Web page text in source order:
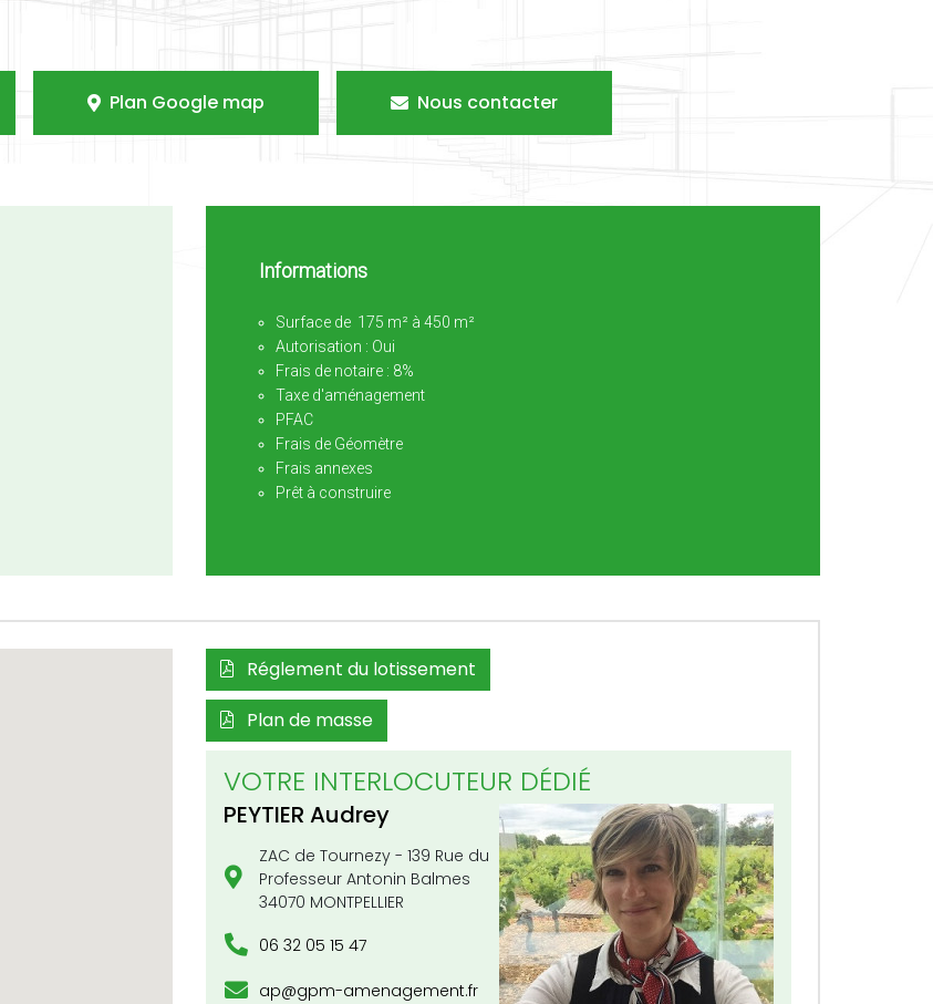
Plan Google map Nous contacter
Informations
Surface de 175 m² à 450 m²
Autorisation : Oui
Frais de notaire : 8%
Taxe d'aménagement
PFAC
Frais de Géomètre
Frais annexes
Prêt à construire
Réglement du lotissement
Plan de masse
VOTRE INTERLOCUTEUR DÉDIÉ
PEYTIER Audrey
ZAC de Tournezy - 139 Rue du
Professeur Antonin Balmes
34070 MONTPELLIER
06 32 05 15 47
ap@gpm-amenagement.fr